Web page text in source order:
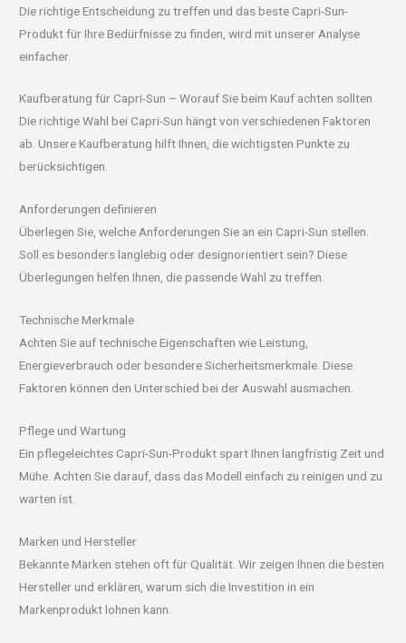
Die richtige Entscheidung zu treffen und das beste Capri-Sun-
Produkt für Ihre Bedürfnisse zu finden, wird mit unserer Analyse
einfacher.
Kaufberatung für Capri-Sun – Worauf Sie beim Kauf achten sollten
Die richtige Wahl bei Capri-Sun hängt von verschiedenen Faktoren
ab. Unsere Kaufberatung hilft Ihnen, die wichtigsten Punkte zu
berücksichtigen.
Anforderungen definieren
Überlegen Sie, welche Anforderungen Sie an ein Capri-Sun stellen.
Soll es besonders langlebig oder designorientiert sein? Diese
Überlegungen helfen Ihnen, die passende Wahl zu treffen.
Technische Merkmale
Achten Sie auf technische Eigenschaften wie Leistung,
Energieverbrauch oder besondere Sicherheitsmerkmale. Diese
Faktoren können den Unterschied bei der Auswahl ausmachen.
Pflege und Wartung
Ein pflegeleichtes Capri-Sun-Produkt spart Ihnen langfristig Zeit und
Mühe. Achten Sie darauf, dass das Modell einfach zu reinigen und zu
warten ist.
Marken und Hersteller
Bekannte Marken stehen oft für Qualität. Wir zeigen Ihnen die besten
Hersteller und erklären, warum sich die Investition in ein
Markenprodukt lohnen kann.